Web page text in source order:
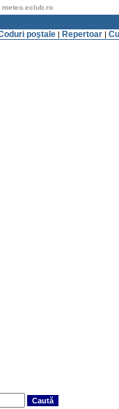
meteo.eclub.ro
poştale | Repertoar |